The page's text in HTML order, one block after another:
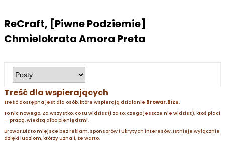
ReCraft, [Piwne Podziemie]
Chmielokrata Amora Preta
Treść dla wspierających
Treść dostępna jest dla osób, które wspierają działanie Browar.Bizu.
To nic nowego. Za wszystko, co tu widzisz (i za to, czego jeszcze nie widzisz), ktoś płaci
— pracą, wiedzą albo pieniędzmi.
Browar.Biz to miejsce bez reklam, sponsorów i ukrytych interesów. Istnieje wyłącznie
dzięki ludziom, którzy uznali, że warto.